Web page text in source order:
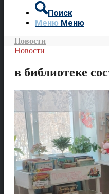
Поиск
Меню Меню
Новости
Новости
в библиотеке